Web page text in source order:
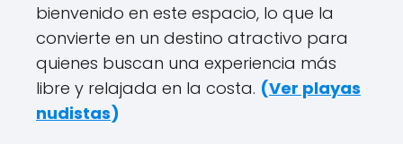
bienvenido en este espacio, lo que la
convierte en un destino atractivo para
quienes buscan una experiencia más
libre y relajada en la costa. (Ver playas
nudistas)